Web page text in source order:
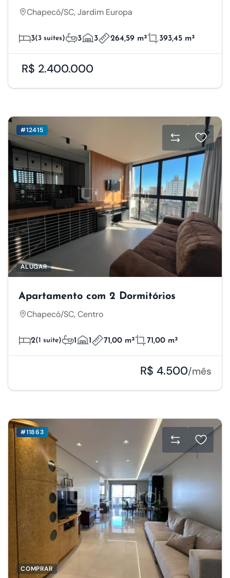
Chapecó/SC, Jardim Europa
3(3 suítes) 3 3 264,59 m² 393,45 m²
R$ 2.400.000
#12415
ALUGAR
Apartamento com 2 Dormitórios
Chapecó/SC, Centro
2(1 suíte) 1 1 71,00 m² 71,00 m²
R$ 4.500/mês
#11863
COMPRAR